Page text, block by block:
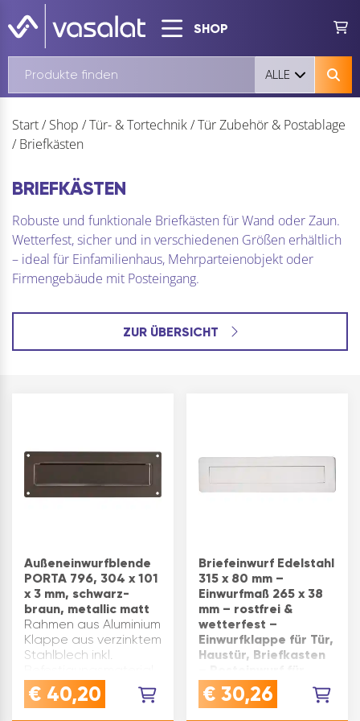
SHOP
ALLE
Start/ Shop /Tür- & Tortechnik/Tür Zubehör & Postablage
/ Briefkästen
BRIEFKÄSTEN
Robuste und funktionale Briefkästen für Wand oder Zaun.
Wetterfest, sicher und in verschiedenen Größen erhältlich
– ideal für Einfamilienhaus, Mehrparteienobjekt oder
Firmengebäude mit Posteingang.
ZUR ÜBERSICHT
Außeneinwurfblende
PORTA 796, 304 x 101
x 3 mm, schwarz-
braun, metallic matt
Rahmen aus Aluminium
Klappe aus verzinktem
Stahlblech inkl.
Universell verwendbar
ab Tür/Wandstärke
€ 40,20
Briefeinwurf Edelstahl
315 x 80 mm –
Einwurfmaß 265 x 38
mm – rostfrei &
wetterfest –
Einwurfklappe für Tür,
Haustür, Briefkasten
Außenbereich
Einfache Montage –
€ 30,26